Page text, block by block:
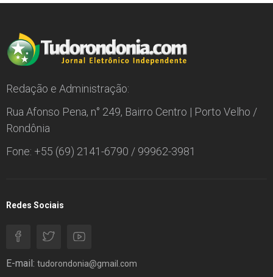
Redação e Administração:
Rua Afonso Pena, n° 249, Bairro Centro | Porto Velho /
Rondônia
Fone: +55 (69) 2141-6790 / 99962-3981
Redes Sociais
E-mail: tudorondonia@gmail.com